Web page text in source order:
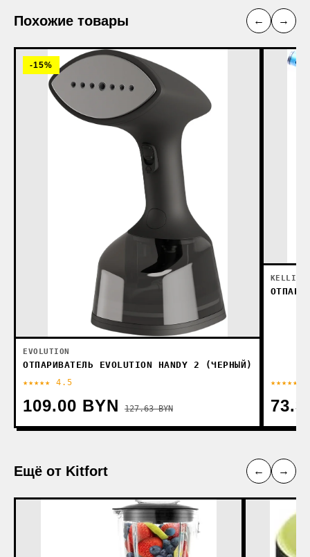
Похожие товары ← →
-15%
EVOLUTION
ОТПАРИВАТЕЛЬ EVOLUTION HANDY 2 (ЧЕРНЫЙ)
★★★★★ 4.5
109.00 BYN 127.63 BYN
KELLI
★★★★★
Ещё от Kitfort ← →